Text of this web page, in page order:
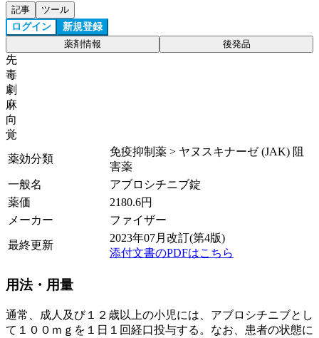
記事 ツール
ログイン 新規登録
薬剤情報 後発品
先
毒
劇
麻
向
覚
薬効分類
免疫抑制薬 > ヤヌスキナーゼ (JAK) 阻
害薬
一般名
アブロシチニブ錠
薬価
2180.6円
メーカー
ファイザー
最終更新
2023年07月改訂(第4版)
添付文書のPDFはこちら
用法・用量
通常、成人及び１２歳以上の小児には、アブロシチニブとし
て１００ｍｇを１日１回経口投与する。なお、患者の状態に